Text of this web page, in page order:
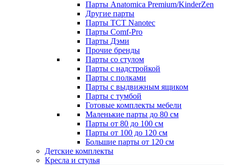
Парты Anatomica Premium/KinderZen
Другие парты
Парты TCT Nanotec
Парты Comf-Pro
Парты Дэми
Прочие бренды
Парты со стулом
Парты с надстройкой
Парты с полками
Парты с выдвижным ящиком
Парты с тумбой
Готовые комплекты мебели
Маленькие парты до 80 см
Парты от 80 до 100 см
Парты от 100 до 120 см
Большие парты от 120 см
Детские комплекты
Кресла и стулья